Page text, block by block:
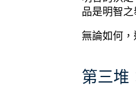
品是明智之
無論如何
第三堆